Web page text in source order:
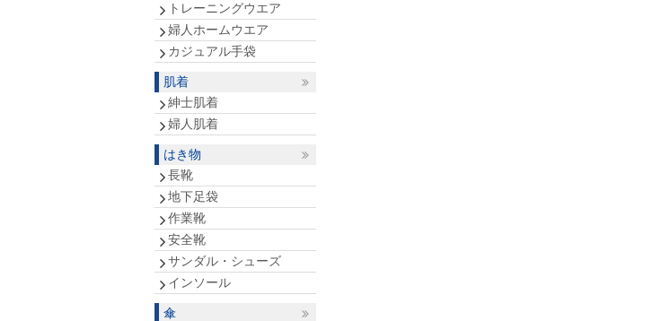
トレーニングウエア
婦人ホームウエア
カジュアル手袋
肌着
紳士肌着
婦人肌着
はき物
長靴
地下足袋
作業靴
安全靴
サンダル・シューズ
インソール
傘